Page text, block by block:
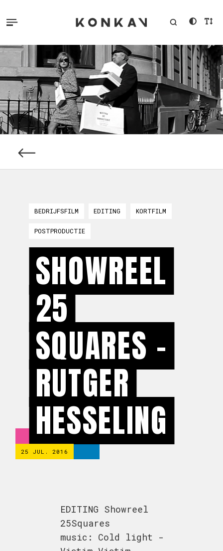
BEDRIJFSFILM EDITING KORTFILM
POSTPRODUCTIE
SHOWREEL
25
SQUARES -
RUTGER
HESSELING
25 JUL. 2016
EDITING Showreel
25Squares
music: Cold light -